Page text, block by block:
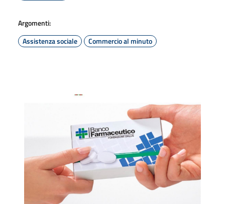
Argomenti:
Assistenza sociale
Commercio al minuto